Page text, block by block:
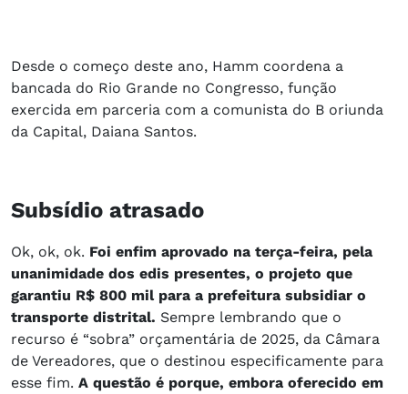
Desde o começo deste ano, Hamm coordena a
bancada do Rio Grande no Congresso, função
exercida em parceria com a comunista do B oriunda
da Capital, Daiana Santos.
Subsídio atrasado
Ok, ok, ok. Foi enfim aprovado na terça-feira, pela
unanimidade dos edis presentes, o projeto que
garantiu R$ 800 mil para a prefeitura subsidiar o
transporte distrital. Sempre lembrando que o
recurso é “sobra” orçamentária de 2025, da Câmara
de Vereadores, que o destinou especificamente para
esse fim. A questão é porque, embora oferecido em